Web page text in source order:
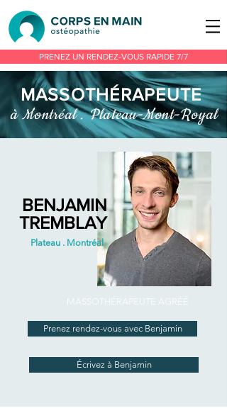
PRENEZ UN RENDEZ-VOUS RAPIDE 7/7
MASSOTHÉRAPEUTE
à Montréal . Plateau-Mont-Royal
MASSOTHÉRAPEUTE AGRÉÉ
BENJAMIN
TREMBLAY
Plateau . Montréal
Prenez rendez-vous avec Benjamin
Écrivez à Benjamin